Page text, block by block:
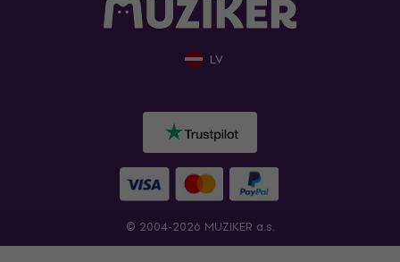
LV
© 2004-2026 MUZIKER a.s.